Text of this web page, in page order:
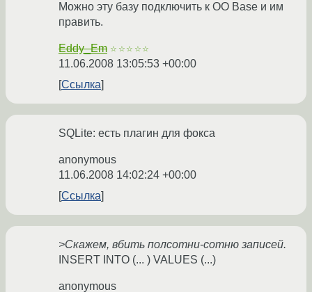
Можно эту базу подключить к OO Base и им
править.
Eddy_Em ☆☆☆☆☆
11.06.2008 13:05:53 +00:00
Ссылка
SQLite: есть плагин для фокса
anonymous
11.06.2008 14:02:24 +00:00
Ссылка
>Скажем, вбить полсотни-сотню записей.
INSERT INTO (... ) VALUES (...)
anonymous